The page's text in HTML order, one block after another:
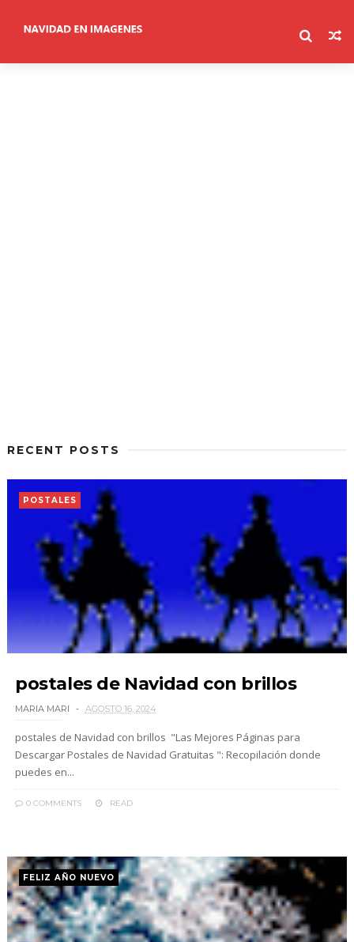
RECENT POSTS
POSTALES
postales de Navidad con brillos
MARIA MARI AGOSTO 16, 2024
postales de Navidad con brillos "Las Mejores Páginas para
Descargar Postales de Navidad Gratuitas ": Recopilación donde
puedes en...
0 COMMENTS READ
FELIZ AÑO NUEVO